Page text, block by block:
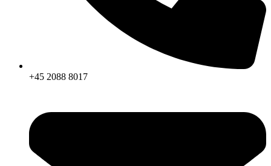
+45 2088 8017